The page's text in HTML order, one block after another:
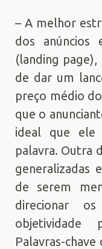
– A melhor
dos anúncios
(landing
de dar um
preço médio do
que o
ideal que ele
palavra. Outra
generalizadas
de serem
direcionar
objetividade
Palavras-